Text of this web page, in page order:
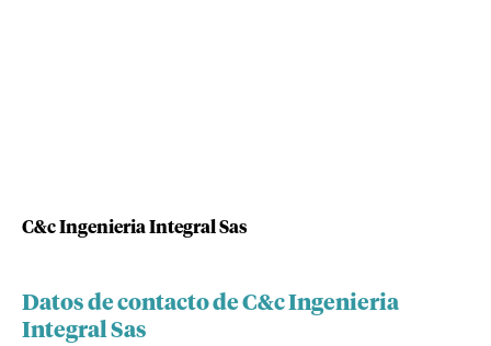
C&c Ingenieria Integral Sas
Datos de contacto de C&c Ingenieria
Integral Sas